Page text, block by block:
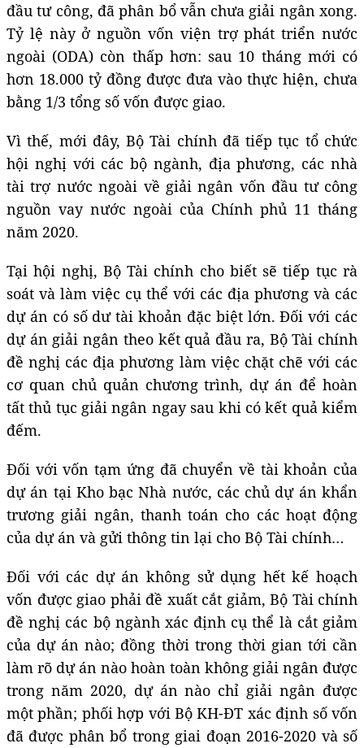
đầu tư công, đã phân bổ vẫn chưa giải ngân xong.
Tỷ lệ này ở nguồn vốn viện trợ phát triển nước
ngoài (ODA) còn thấp hơn: sau 10 tháng mới có
hơn 18.000 tỷ đồng được đưa vào thực hiện, chưa
bằng 1/3 tổng số vốn được giao.
Vì thế, mới đây, Bộ Tài chính đã tiếp tục tổ chức
hội nghị với các bộ ngành, địa phương, các nhà
tài trợ nước ngoài về giải ngân vốn đầu tư công
nguồn vay nước ngoài của Chính phủ 11 tháng
năm 2020.
Tại hội nghị, Bộ Tài chính cho biết sẽ tiếp tục rà
soát và làm việc cụ thể với các địa phương và các
dự án có số dư tài khoản đặc biệt lớn. Đối với các
dự án giải ngân theo kết quả đầu ra, Bộ Tài chính
đề nghị các địa phương làm việc chặt chẽ với các
cơ quan chủ quản chương trình, dự án để hoàn
tất thủ tục giải ngân ngay sau khi có kết quả kiểm
đếm.
Đối với vốn tạm ứng đã chuyển về tài khoản của
dự án tại Kho bạc Nhà nước, các chủ dự án khẩn
trương giải ngân, thanh toán cho các hoạt động
của dự án và gửi thông tin lại cho Bộ Tài chính…
Đối với các dự án không sử dụng hết kế hoạch
vốn được giao phải đề xuất cắt giảm, Bộ Tài chính
đề nghị các bộ ngành xác định cụ thể là cắt giảm
của dự án nào; đồng thời trong thời gian tới cần
làm rõ dự án nào hoàn toàn không giải ngân được
trong năm 2020, dự án nào chỉ giải ngân được
một phần; phối hợp với Bộ KH-ĐT xác định số vốn
đã được phân bổ trong giai đoạn 2016-2020 và số